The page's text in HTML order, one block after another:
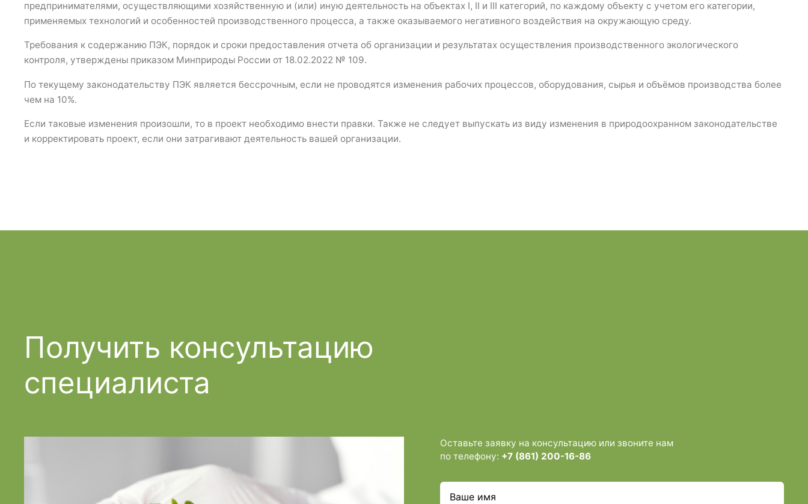
предпринимателями, осуществляющими хозяйственную и (или) иную деятельность на объектах I, II и III категорий, по каждому объекту с учетом его категории,
применяемых технологий и особенностей производственного процесса, а также оказываемого негативного воздействия на окружающую среду.
Требования к содержанию ПЭК, порядок и сроки предоставления отчета об организации и результатах осуществления производственного экологического
контроля, утверждены приказом Минприроды России от 18.02.2022 № 109.
По текущему законодательству ПЭК является бессрочным, если не проводятся изменения рабочих процессов, оборудования, сырья и объёмов производства более
чем на 10%.
Если таковые изменения произошли, то в проект необходимо внести правки. Также не следует выпускать из виду изменения в природоохранном законодательстве
и корректировать проект, если они затрагивают деятельность вашей организации.
Получить консультацию
специалиста
Оставьте заявку на консультацию или звоните нам
по телефону: +7 (861) 200-16-86